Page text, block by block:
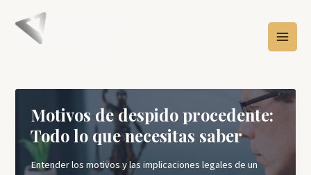
contenido
Motivos de despido procedente:
Todo lo que necesitas saber
Entender los motivos y las implicaciones legales de un
de
entradas